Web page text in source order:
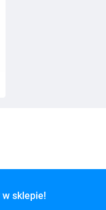
w sklepie!